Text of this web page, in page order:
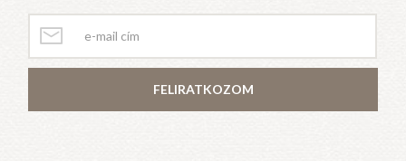
FELIRATKOZOM